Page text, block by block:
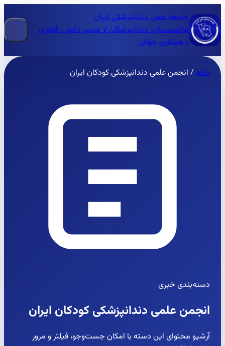
جامعه علمی دندانپزشکی ایران
توانمندسازی دندانپزشکان از مسیر دانش، فناوری
و همکاری جهانی
خانه / انجمن علمی دندانپزشکی کودکان ایران
دسته‌بندی خبری
انجمن علمی دندانپزشکی کودکان ایران
آرشیو محتوای این دسته با امکان جست‌وجو، فیلتر و مرور